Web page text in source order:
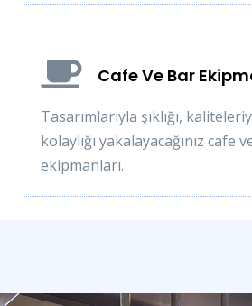
Cafe Ve Bar
Tasarımlarıyla şıklığı,
kolaylığı yakalayacağınız cafe
ekipmanları.